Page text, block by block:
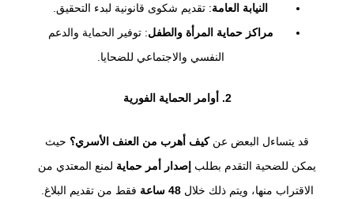
النيابة العامة: تقديم شكوى قانونية لبدء التحقيق.
مراكز حماية المرأة والطفل: توفير الحماية والدعم
النفسي والاجتماعي للضحايا.
2. أوامر الحماية الفورية
قد يتساءل البعض عنكيف أهرب من العنف الأسري؟ حيث
يمكن للضحية التقدم بطلب إصدار أمر حماية لمنع المعتدي من
الاقتراب منها، ويتم ذلك خلال48 ساعة فقط من تقديم البلاغ.